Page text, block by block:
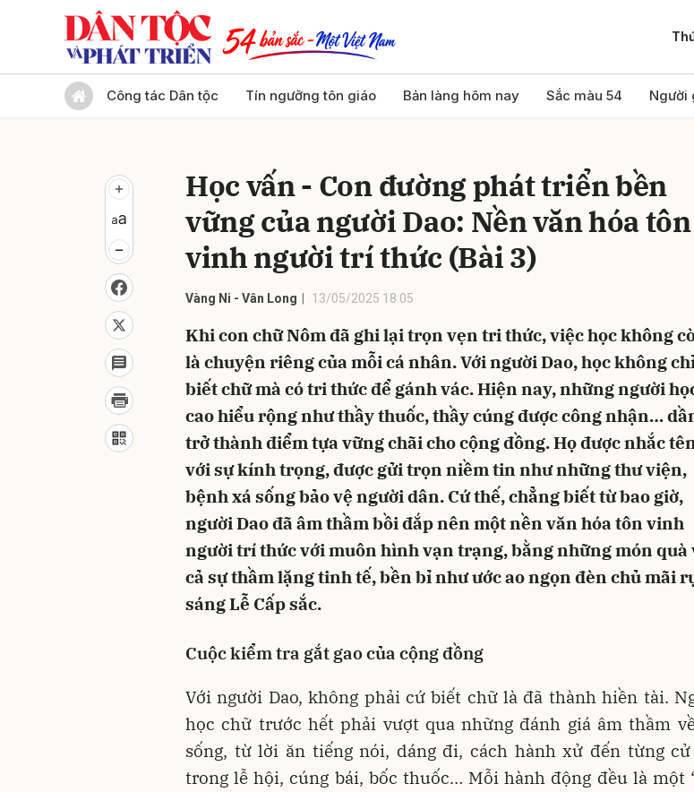
Công tác Dân tộc Tín ngưỡng tôn giáo Bản làng hôm nay Sắc màu 54 Người
Học vấn - Con đường phát triển bền
vững của người Dao: Nền văn hóa tôn
vinh người trí thức (Bài 3)
Vàng Ni - Vân Long 13/05/2025 18:05
Khi con chữ Nôm đã ghi lại trọn vẹn tri thức, việc học không
là chuyện riêng của mỗi cá nhân. Với người Dao, học không
biết chữ mà có tri thức để gánh vác. Hiện nay, những người
cao hiểu rộng như thầy thuốc, thầy cúng được công nhận…
trở thành điểm tựa vững chãi cho cộng đồng. Họ được nhắc
với sự kính trọng, được gửi trọn niềm tin như những thư viện,
bệnh xá sống bảo vệ người dân. Cứ thế, chẳng biết từ bao giờ,
người Dao đã âm thầm bồi đắp nên một nền văn hóa tôn vinh
người trí thức với muôn hình vạn trạng, bằng những món quà
cả sự thầm lặng tinh tế, bền bỉ như ước ao ngọn đèn chủ mãi
sáng Lễ Cấp sắc.
Cuộc kiểm tra gắt gao của cộng đồng
Với người Dao, không phải cứ biết chữ là đã thành hiền tài.
học chữ trước hết phải vượt qua những đánh giá âm thầm
sống, từ lời ăn tiếng nói, dáng đi, cách hành xử đến từng
trong lễ hội, cúng bái, bốc thuốc… Mỗi hành động đều là một
Gửi bình luận